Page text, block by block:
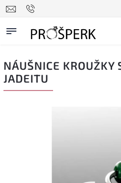
NÁUŠNICE KROUŽKY
JADEITU